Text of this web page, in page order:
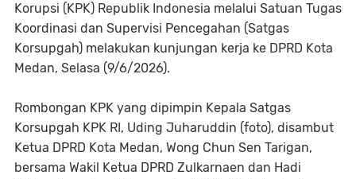
Korupsi (KPK) Republik Indonesia melalui Satuan Tugas
Koordinasi dan Supervisi Pencegahan (Satgas
Korsupgah) melakukan kunjungan kerja ke DPRD Kota
Medan, Selasa (9/6/2026).
Rombongan KPK yang dipimpin Kepala Satgas
Korsupgah KPK RI, Uding Juharuddin (foto), disambut
Ketua DPRD Kota Medan, Wong Chun Sen Tarigan,
bersama Wakil Ketua DPRD Zulkarnaen dan Hadi